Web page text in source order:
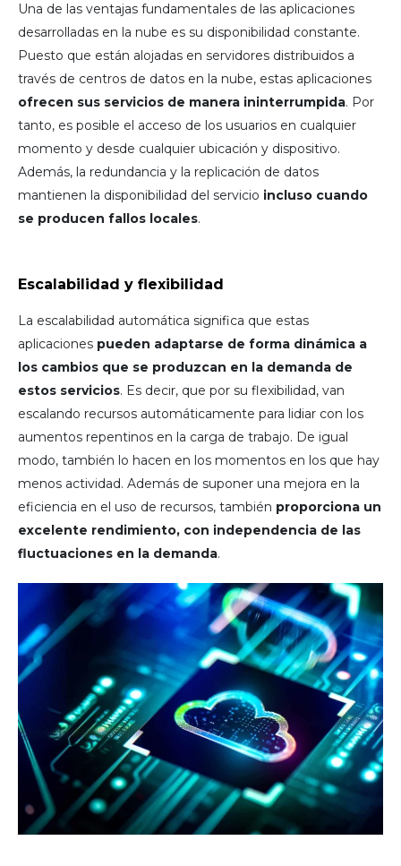
Una de las ventajas fundamentales de las aplicaciones
desarrolladas en la nube es su disponibilidad constante.
Puesto que están alojadas en servidores distribuidos a
través de centros de datos en la nube, estas aplicaciones
ofrecen sus servicios de manera ininterrumpida. Por
tanto, es posible el acceso de los usuarios en cualquier
momento y desde cualquier ubicación y dispositivo.
Además, la redundancia y la replicación de datos
mantienen la disponibilidad del servicio incluso cuando
se producen fallos locales.
Escalabilidad y flexibilidad
La escalabilidad automática significa que estas
aplicaciones pueden adaptarse de forma dinámica a
los cambios que se produzcan en la demanda de
estos servicios. Es decir, que por su flexibilidad, van
escalando recursos automáticamente para lidiar con los
aumentos repentinos en la carga de trabajo. De igual
modo, también lo hacen en los momentos en los que hay
menos actividad. Además de suponer una mejora en la
eficiencia en el uso de recursos, también proporciona un
excelente rendimiento, con independencia de las
fluctuaciones en la demanda.